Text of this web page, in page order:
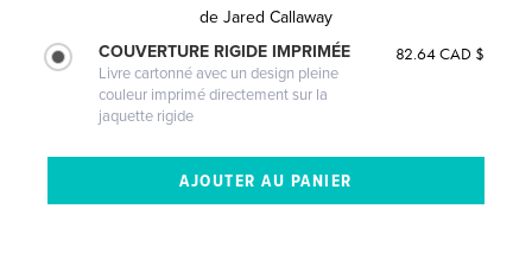
de Jared Callaway
COUVERTURE RIGIDE IMPRIMÉE
Livre cartonné avec un design pleine
couleur imprimé directement sur la
jaquette rigide
82.64 CAD $